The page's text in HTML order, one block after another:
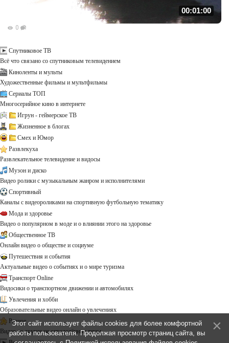
00:01:00
0
Спутниковое ТВ
Всё что связано со спутниковым телевидением
Киноленты и мульты
Художественные фильмы и мультфильмы
Сериалы ТОП
Многосерийное кино в интернете
Игрун - геймерское ТВ
Жизненное в блогах
Смех и Юмор
Развлекуха
Развлекательное телевидение и видосы
Музон и диско
Видео ролики с музыкальным жанром и исполнителями
Спортивный
Каналы с видеороликами на спортивную футбольную тематику
Мода и здоровье
Видео о популярном в моде и о влиянии этого на здоровье
Общественное ТВ
Онлайн видео о обществе и социуме
Путешествия и события
Актуальные видео о событиях и о мире туризма
Транспорт Online
Видосики о транспортном движении и автомобилях
Увлечения и хобби
Образовательные видео онлайн о увлечениях
Разное
Видео на другие не определённые темы ...
Этот сайт использует файлы cookies для более комфортной
работы пользователя. Продолжая просмотр страниц сайта, вы